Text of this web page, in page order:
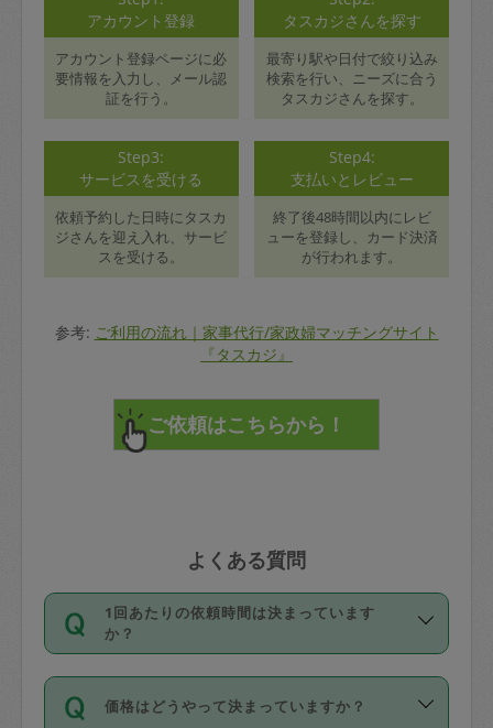
アカウント登録
アカウント登録ページに必
要情報を入力し、メール認
証を行う。
タスカジさんを探す
最寄り駅や日付で絞り込み
検索を行い、ニーズに合う
タスカジさんを探す。
Step3:
サービスを受ける
依頼予約した日時にタスカ
ジさんを迎え入れ、サービ
スを受ける。
Step4:
支払いとレビュー
終了後48時間以内にレビ
ューを登録し、カード決済
が行われます。
参考: ご利用の流れ｜家事代行/家政婦マッチングサイト
『タスカジ』
よくある質問
1回あたりの依頼時間は決まっています
か？
依頼1回につき3時間固定です。3時間を
超えて依頼したい場合は、延長機能をご
価格はどうやって決まっていますか？